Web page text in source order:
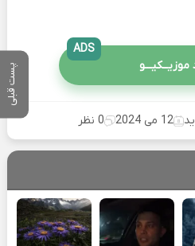
پست قبلی موزیــکیـــو
ADS
12 می 2024 0 نظر